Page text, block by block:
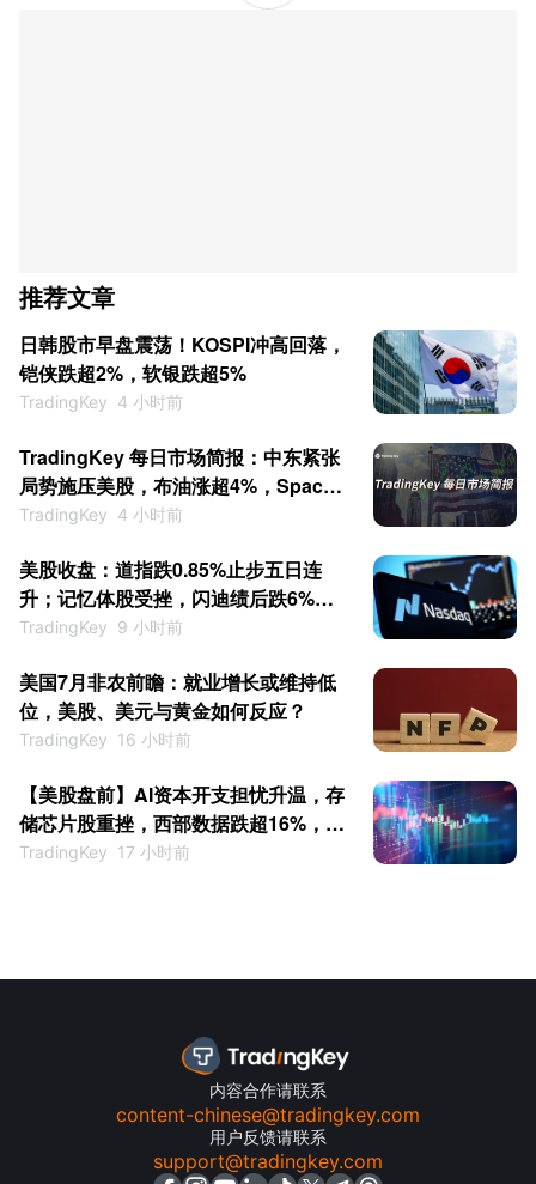
推荐文章
日韩股市早盘震荡！KOSPI冲高回落，
铠侠跌超2%，软银跌超5%
TradingKey 4 小时前
TradingKey 每日市场简报：中东紧张
局势施压美股，布油涨超4%，SpaceX
解禁日大涨逾6%
TradingKey 4 小时前
美股收盘：道指跌0.85%止步五日连
升；记忆体股受挫，闪迪绩后跌6%，
西部数据跌13%
TradingKey 9 小时前
美国7月非农前瞻：就业增长或维持低
位，美股、美元与黄金如何反应？
TradingKey 16 小时前
【美股盘前】AI资本开支担忧升温，存
储芯片股重挫，西部数据跌超16%，闪
迪跌超10%
TradingKey 17 小时前
内容合作请联系
content-chinese@tradingkey.com
用户反馈请联系
support@tradingkey.com